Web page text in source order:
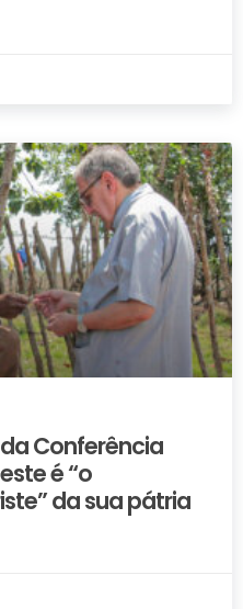
Conferência
é “o
da sua pátria